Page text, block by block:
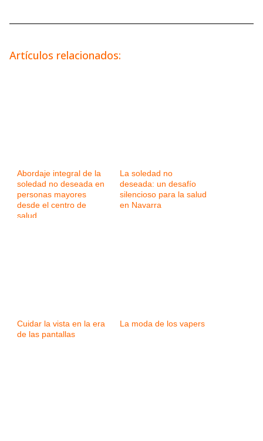
Artículos relacionados:
Abordaje integral de la
soledad no deseada en
personas mayores
desde el centro de
salud
La soledad no
deseada: un desafío
silencioso para la salud
en Navarra
Cuidar la vista en la era
de las pantallas
La moda de los vapers